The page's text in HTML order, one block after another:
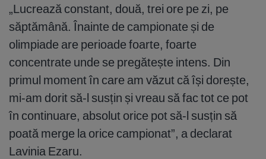
„Lucrează constant, două, trei ore pe zi, pe
săptămână. Înainte de campionate și de
olimpiade are perioade foarte, foarte
concentrate unde se pregătește intens. Din
primul moment în care am văzut că își dorește,
mi-am dorit să-l susțin și vreau să fac tot ce pot
în continuare, absolut orice pot să-l susțin să
poată merge la orice campionat”, a declarat
Lavinia Ezaru.